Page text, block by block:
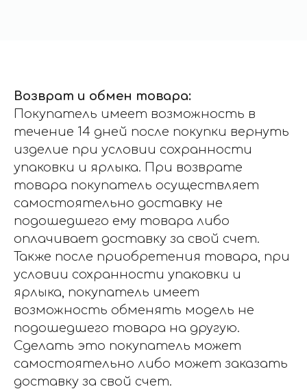
Возврат и обмен товара:
Покупатель имеет возможность в
течение 14 дней после покупки вернуть
изделие при условии сохранности
упаковки и ярлыка. При возврате
товара покупатель осуществляет
самостоятельно доставку не
подошедшего ему товара либо
оплачивает доставку за свой счет.
Также после приобретения товара, при
условии сохранности упаковки и
ярлыка, покупатель имеет
возможность обменять модель не
подошедшего товара на другую.
Сделать это покупатель может
самостоятельно либо может заказать
доставку за свой счет.